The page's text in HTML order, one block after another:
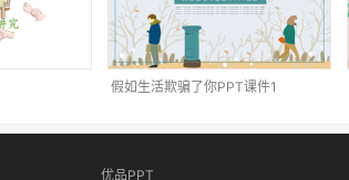
假如生活欺骗了你PPT课件1
优品PPT